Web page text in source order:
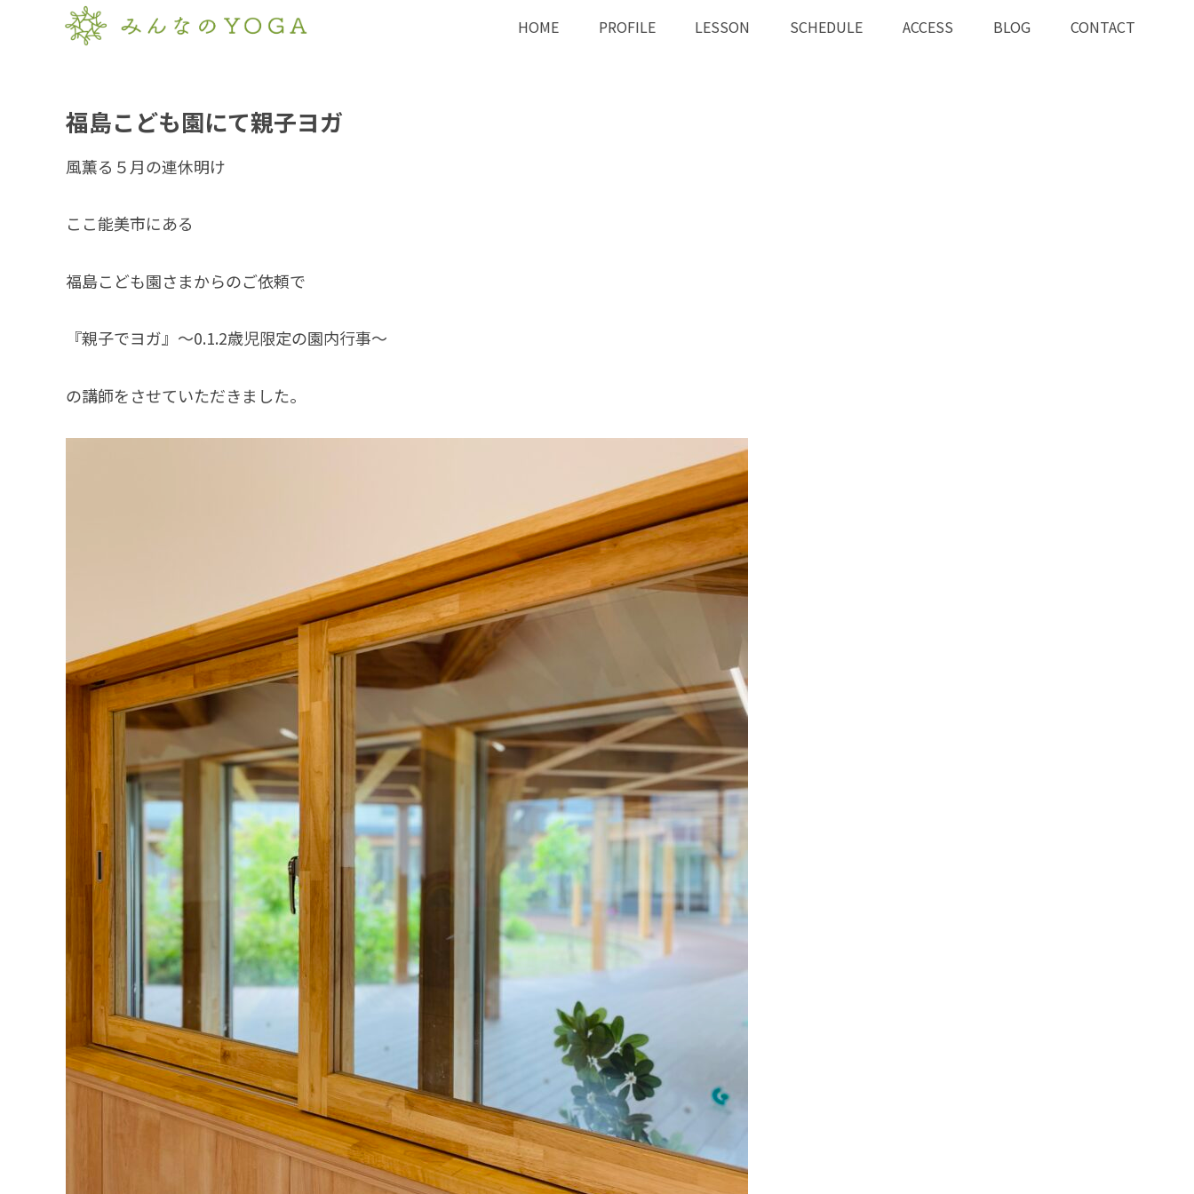
HOME PROFILE LESSON SCHEDULE ACCESS BLOG CONTACT
福島こども園にて親子ヨガ
風薫る５月の連休明け
ここ能美市にある
福島こども園さまからのご依頼で
『親子でヨガ』～0.1.2歳児限定の園内行事～
の講師をさせていただきました。